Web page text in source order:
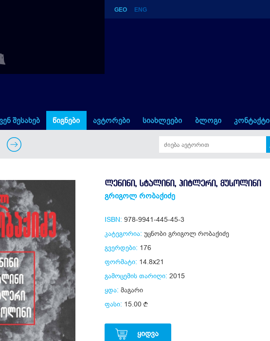
მუსოლინი
GEO ENG
შესახებ წიგნები ავტორები სიახლეები ბლოგი კონტაქტი
ᲚᲔᲜᲘᲜᲘ, ᲡᲢᲐᲚᲘᲜᲘ, ᲰᲘᲢᲚᲔᲠᲘ, ᲛᲣᲡᲝᲚᲘᲜᲘ
გრიგოლ რობაქიძე
ISBN: 978-9941-445-45-3
კატეგორია: უცნობი გრიგოლ რობაქიძე
გვერდები: 176
ფორმატი: 14.8x21
გამოცემის თარიღი: 2015
ყდა: მაგარი
ფასი: 15.00
ᲧᲘᲓᲕᲐ